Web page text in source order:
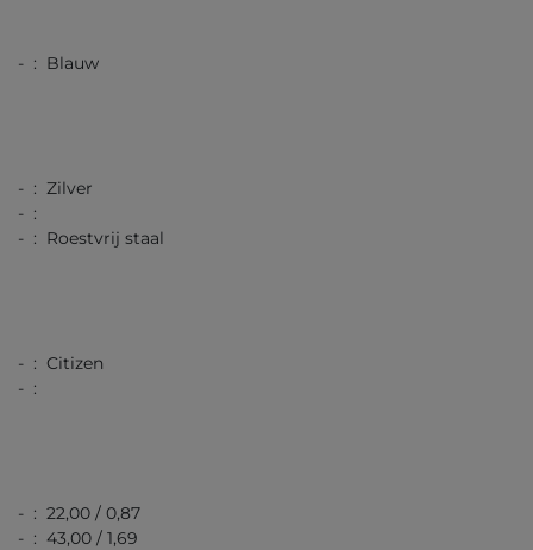
- : Blauw
- : Zilver
- :
- : Roestvrij staal
- : Citizen
- :
- : 22,00 / 0,87
- : 43,00 / 1,69